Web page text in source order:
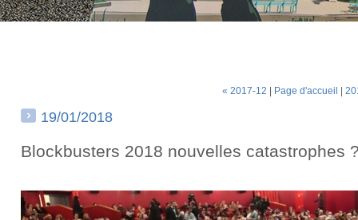
« 2017-12 Page d'accueil
19/01/2018
Blockbusters 2018 nouvelles catastrophes